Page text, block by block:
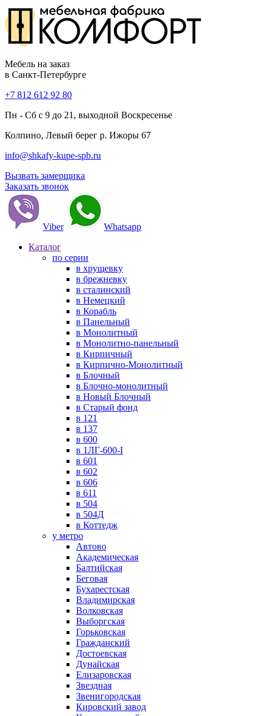
Мебель на заказ
в Санкт-Петербурге
+7 812 612 92 80
Пн - Сб с 9 до 21, выходной Воскресенье
Колпино, Левый берег р. Ижоры 67
info@shkafy-kupe-spb.ru
Вызвать замерщика
Заказать звонок
Viber
Whatsapp
Каталог
по серии
в хрущевку
в брежневку
в сталинский
в Немецкий
в Корабль
в Панельный
в Монолитный
в Монолитно-панельный
в Кирпичный
в Кирпично-Монолитный
в Блочный
в Блочно-монолитный
в Новый Блочный
в Старый фонд
в 121
в 137
в 600
в 1ЛГ-600-I
в 601
в 602
в 606
в 611
в 504
в 504Д
в Коттедж
у метро
Автово
Академическая
Балтийская
Беговая
Бухарестская
Владимирская
Волковская
Выборгская
Горьковская
Гражданский
Достоевская
Дунайская
Елизаровская
Звездная
Звенигородская
Кировский завод